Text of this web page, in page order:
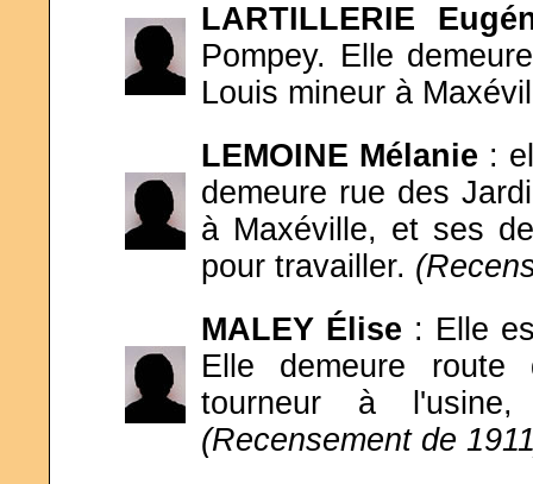
LARTILLERIE
Pompey. Elle
Louis mineur à
LEMOINE Mélanie :
demeure rue des
à Maxéville, et ses
pour travailler.
MALEY Élise : Elle
Elle demeure
tourneur à
(Recensement de